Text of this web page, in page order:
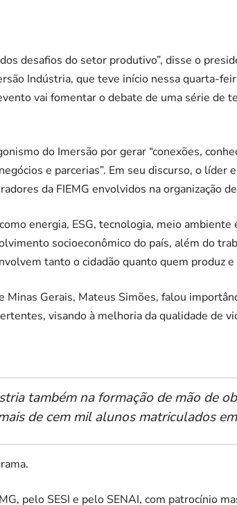
desafios do setor produtivo”, disse o
Indústria, que teve início nessa quarta-
vai fomentar o debate de uma série de
do Imersão por gerar “conexões,
e parcerias”. Em seu discurso, o líder
da FIEMG envolvidos na organização
energia, ESG, tecnologia, meio ambiente
socioeconômico do país, além do
tanto o cidadão quanto quem produz e
Minas Gerais, Mateus Simões, falou
visando à melhoria da qualidade de
também na formação de mão de
de cem mil alunos matriculados
pelo SESI e pelo SENAI, com patrocínio